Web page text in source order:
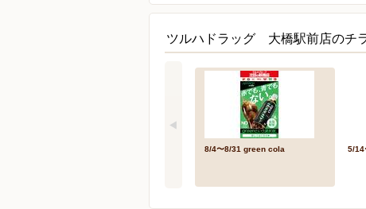
ツルハドラッグ 大橋駅前店のチ
8/4〜8/31 green cola 5/14